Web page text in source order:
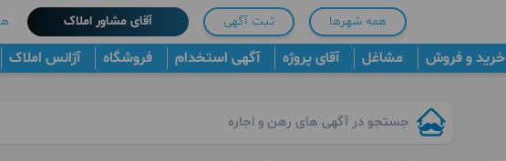
همه شهرها ثبت آگهی آقای مشاور املاک
خرید و فروش مشاغل آقای پروژه آگهی استخدام فروشگاه آژانس املاک